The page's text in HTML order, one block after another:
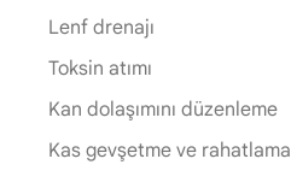
Lenf drenajı
Toksin atımı
Kan dolaşımını düzenleme
Kas gevşetme ve rahatlama